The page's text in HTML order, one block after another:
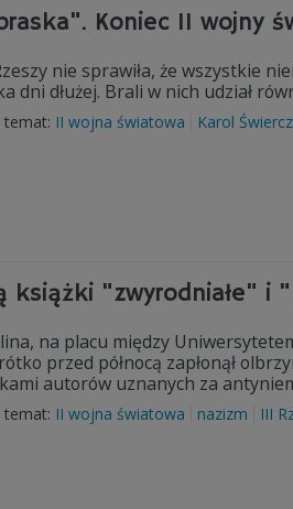
Koniec II wojny
nie sprawiła, że wszystkie
dni dłużej. Brali w nich udział
temat: II wojna światowa Karol
książki "zwyrodniałe" i
na placu między
przed północą zapłonął
autorów uznanych za
temat: II wojna światowa nazizm III